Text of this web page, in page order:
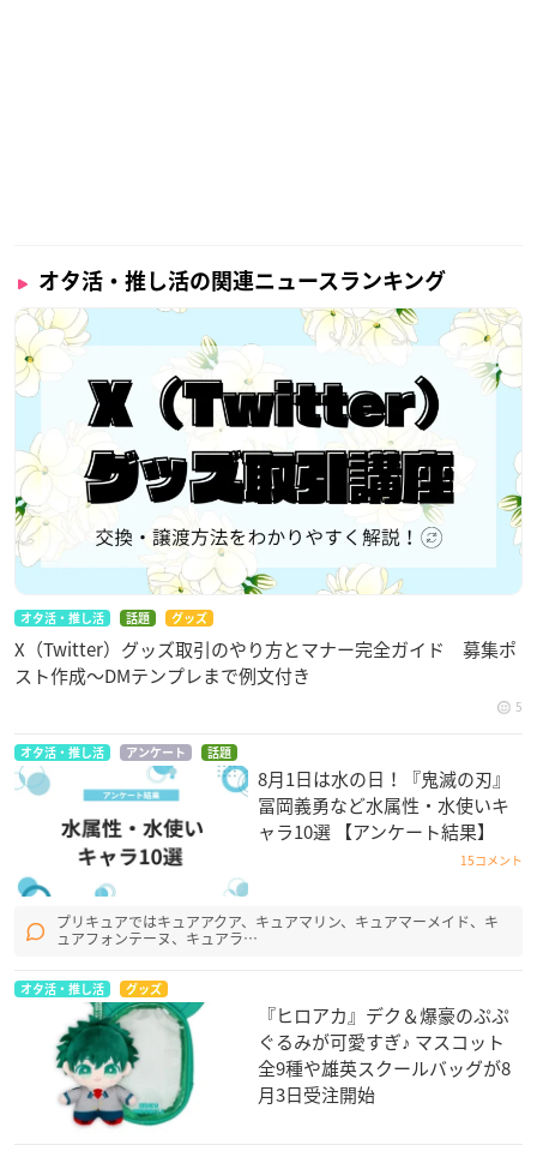
オタ活・推し活の関連ニュースランキング
オタ活・推し活 話題 グッズ
X（Twitter）グッズ取引のやり方とマナー完全ガイド 募集ポ
スト作成〜DMテンプレまで例文付き
5
オタ活・推し活 アンケート 話題
8月1日は水の日！『鬼滅の刃』
冨岡義勇など水属性・水使いキ
ャラ10選 【アンケート結果】
15コメント
プリキュアではキュアアクア、キュアマリン、キュアマーメイド、キ
ュアフォンテーヌ、キュアラ…
オタ活・推し活 グッズ
『ヒロアカ』デク＆爆豪のぷぷ
ぐるみが可愛すぎ♪ マスコット
全9種や雄英スクールバッグが8
月3日受注開始